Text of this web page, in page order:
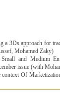
a 3Ds approach for
Mohamed Zaky)
and Medium
issue (with
Of